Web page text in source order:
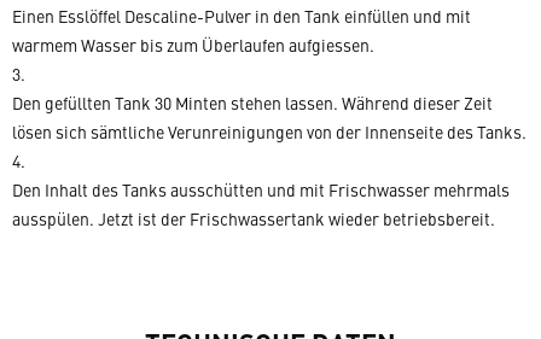
Einen Esslöffel Descaline-Pulver in den Tank einfüllen und mit
warmem Wasser bis zum Überlaufen aufgiessen.
3.
Den gefüllten Tank 30 Minten stehen lassen. Während dieser Zeit
lösen sich sämtliche Verunreinigungen von der Innenseite des Tanks.
4.
Den Inhalt des Tanks ausschütten und mit Frischwasser mehrmals
ausspülen. Jetzt ist der Frischwassertank wieder betriebsbereit.